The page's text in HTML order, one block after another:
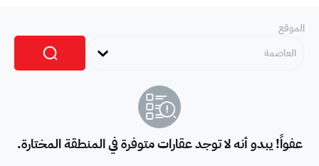
الموقع
العاصمة
عفواً! يبدو أنه لا توجد عقارات متوفرة في المنطقة المختارة.